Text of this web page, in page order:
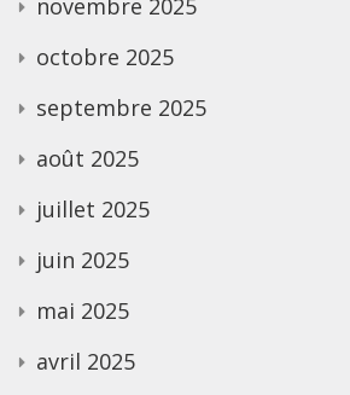
octobre 2025
septembre 2025
août 2025
juillet 2025
juin 2025
mai 2025
avril 2025